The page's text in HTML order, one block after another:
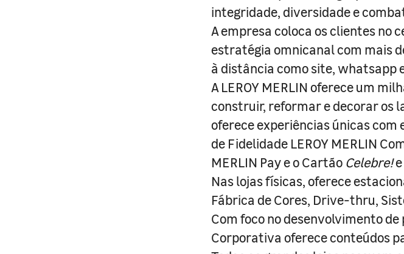
integridade, diversidade e
A empresa coloca os clientes no
estratégia omnicanal com mais
à distância como site, whatsapp
A LEROY MERLIN oferece um
construir, reformar e decorar os
oferece experiências únicas com
de Fidelidade LEROY MERLIN
MERLIN Pay e o Cartão Celebre!e
Nas lojas físicas, oferece
Fábrica de Cores, Drive-thru,
Com foco no desenvolvimento
Corporativa oferece conteúdos